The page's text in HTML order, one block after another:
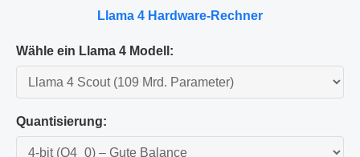
Llama 4 Hardware-Rechner
Wähle ein Llama 4 Modell:
Quantisierung: